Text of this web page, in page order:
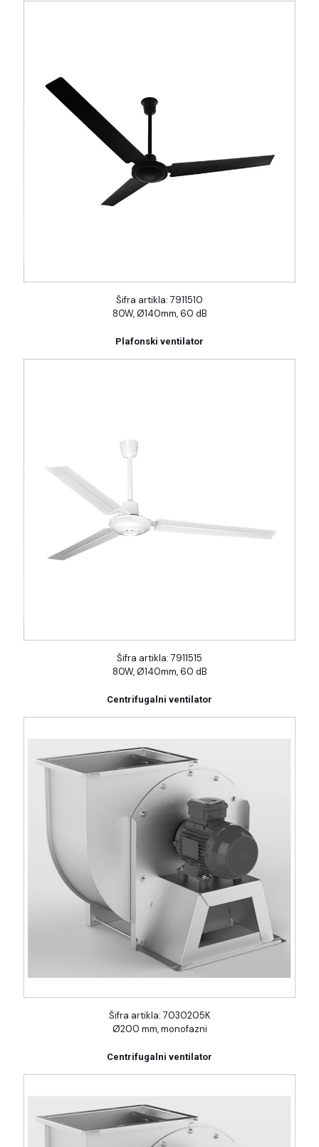
Šifra artikla: 7911510
80W, Ø140mm, 60 dB
Plafonski ventilator
Šifra artikla: 7911515
80W, Ø140mm, 60 dB
Centrifugalni ventilator
Šifra artikla: 7030205K
Ø200 mm, monofazni
Centrifugalni ventilator